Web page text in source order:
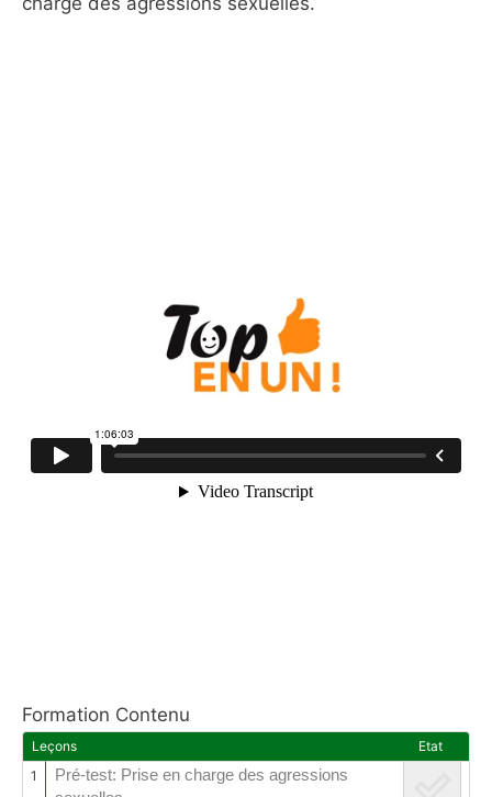
Formation Contenu
Leçons
Etat
1
Pré-test: Prise en charge des agressions